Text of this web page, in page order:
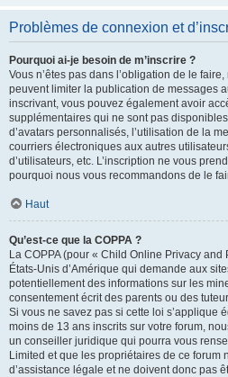
Problèmes de connexion et
Pourquoi ai-je besoin de m’inscrire ?
Vous n’êtes pas dans l’obligation de le
peuvent limiter la publication de messages
inscrivant, vous pouvez également avoir
supplémentaires qui ne sont pas
d’avatars personnalisés, l’utilisation de la
courriers électroniques aux autres
d’utilisateurs, etc. L’inscription ne vous
pourquoi nous vous recommandons de le
Haut
Qu’est-ce que la COPPA ?
La COPPA (pour « Child Online Privacy
États-Unis d’Amérique qui demande aux
potentiellement des informations sur les
consentement écrit des parents ou des
Si vous ne savez pas si cette loi s’applique
moins de 13 ans inscrits sur votre forum,
un conseiller juridique qui pourra vous
Limited et que les propriétaires de ce forum
d’assistance légale et ne doivent donc pas